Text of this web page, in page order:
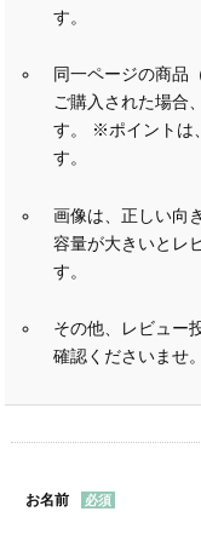
す。
同一ページの商品
ご購入された場合
す。 ※ポイントは
す。
画像は、正しい向
容量が大きいとレ
す。
その他、レビュー
確認くださいませ。
お名前